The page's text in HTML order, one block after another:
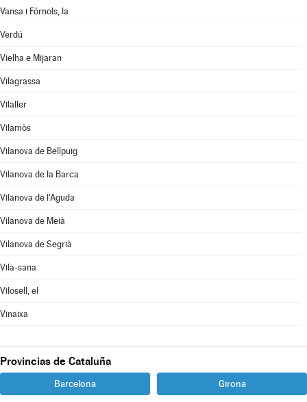
Vansa i Fórnols, la
Verdú
Vielha e Mijaran
Vilagrassa
Vilaller
Vilamòs
Vilanova de Bellpuig
Vilanova de la Barca
Vilanova de l'Aguda
Vilanova de Meià
Vilanova de Segrià
Vila-sana
Vilosell, el
Vinaixa
Provincias de Cataluña
Barcelona Girona